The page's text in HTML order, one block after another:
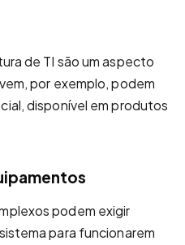
de TI são um aspecto
por exemplo, podem
disponível em produtos
podem exigir
para funcionarem